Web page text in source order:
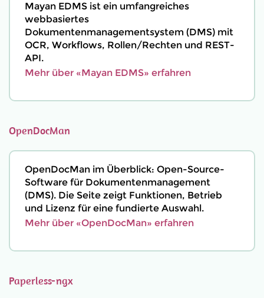
Mayan EDMS ist ein umfangreiches
webbasiertes
Dokumentenmanagementsystem (DMS) mit
OCR, Workflows, Rollen/Rechten und REST-
API.
Mehr über «Mayan EDMS» erfahren
OpenDocMan
OpenDocMan im Überblick: Open-Source-
Software für Dokumentenmanagement
(DMS). Die Seite zeigt Funktionen, Betrieb
und Lizenz für eine fundierte Auswahl.
Mehr über «OpenDocMan» erfahren
Paperless-ngx